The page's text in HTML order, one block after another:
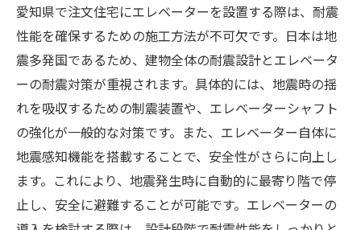
愛知県で注文住宅にエレベーターを設置する際は、耐震
性能を確保するための施工方法が不可欠です。日本は地
震多発国であるため、建物全体の耐震設計とエレベータ
ーの耐震対策が重視されます。具体的には、地震時の揺
れを吸収するための制震装置や、エレベーターシャフト
の強化が一般的な対策です。また、エレベーター自体に
地震感知機能を搭載することで、安全性がさらに向上し
ます。これにより、地震発生時に自動的に最寄り階で停
止し、安全に避難することが可能です。エレベーターの